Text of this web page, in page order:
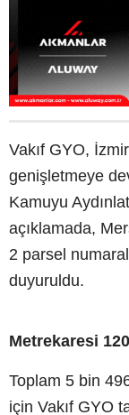
Vakıf GYO,
genişletmeye
Kamuyu
açıklamada,
2 parsel
duyuruldu.
Metrekaresi
Toplam 5 bin
için Vakıf GYO